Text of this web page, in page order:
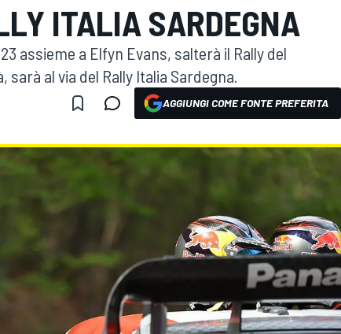
ITALIA SARDEGNA
assieme a Elfyn Evans, salterà il Rally del
al via del Rally Italia Sardegna.
AGGIUNGI COME FONTE PREFERITA